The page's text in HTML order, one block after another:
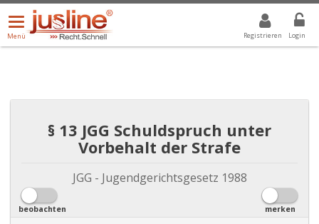
Registrieren Login
Menü
öffnen/schließen
Menü
ALLE DROPDOWN: GEWÄHLTER WERT IST ALLE
§ 13 JGG Schuldspruch unter
Vorbehalt der Strafe
JGG - Jugendgerichtsgesetz 1988
beobachten merken